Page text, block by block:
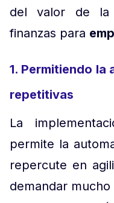
del valor de la
finanzas para
1. Permitiendo la
repetitivas
La
permite la
repercute en
demandar